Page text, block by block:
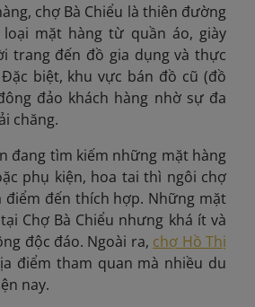
chợ Bà Chiểu là thiên đường
mặt hàng từ quần áo, giày
trang đến đồ gia dụng và thực
biệt, khu vực bán đồ cũ (đồ
đảo khách hàng nhờ sự đa
chăng.
đang tìm kiếm những mặt hàng
phụ kiện, hoa tai thì ngôi chợ
điểm đến thích hợp. Những mặt
Chợ Bà Chiểu nhưng khá ít và
độc đáo. Ngoài ra, chợ Hồ Thị
điểm tham quan mà nhiều du
nay.